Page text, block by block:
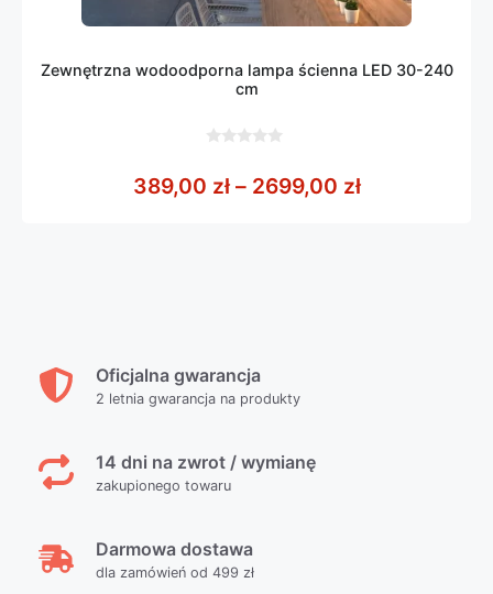
Zewnętrzna wodoodporna lampa ścienna LED 30-240
cm
5
389,00 zł – 2699,00 złZakres cen:
Oficjalna gwarancja
2 letnia gwarancja na produkty
14 dni na zwrot / wymianę
zakupionego towaru
Darmowa dostawa
dla zamówień od 499 zł